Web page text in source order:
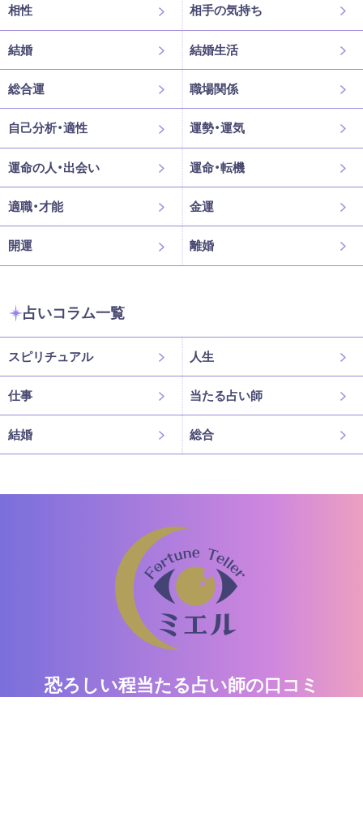
相性 相手の気持ち
結婚 結婚生活
総合運 職場関係
自己分析・適性 運勢・運気
運命の人・出会い 運命・転機
適職・才能 金運
開運 離婚
占いコラム一覧
スピリチュアル 人生
仕事 当たる占い師
結婚 総合
恐ろしい程当たる占い師の口コミ